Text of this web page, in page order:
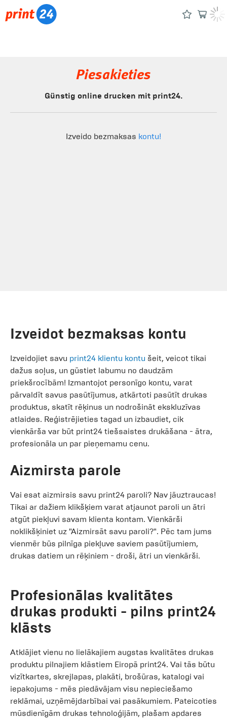
Piesakieties
Günstig online drucken mit print24.
Izveido bezmaksas kontu!
Izveidot bezmaksas kontu
Izveidojiet savu print24 klientu kontu šeit, veicot tikai
dažus soļus, un gūstiet labumu no daudzām
priekšrocībām! Izmantojot personīgo kontu, varat
pārvaldīt savus pasūtījumus, atkārtoti pasūtīt drukas
produktus, skatīt rēķinus un nodrošināt ekskluzīvas
atlaides. Reģistrējieties tagad un izbaudiet, cik
vienkārša var būt print24 tiešsaistes drukāšana - ātra,
profesionāla un par pieņemamu cenu.
Aizmirsta parole
Vai esat aizmirsis savu print24 paroli? Nav jāuztraucas!
Tikai ar dažiem klikšķiem varat atjaunot paroli un ātri
atgūt piekļuvi savam klienta kontam. Vienkārši
noklikšķiniet uz "Aizmirsāt savu paroli?". Pēc tam jums
vienmēr būs pilnīga piekļuve saviem pasūtījumiem,
drukas datiem un rēķiniem - droši, ātri un vienkārši.
Profesionālas kvalitātes
drukas produkti - pilns print24
klāsts
Atklājiet vienu no lielākajiem augstas kvalitātes drukas
produktu pilnajiem klāstiem Eiropā print24. Vai tās būtu
vizītkartes, skrejlapas, plakāti, brošūras, katalogi vai
iepakojums - mēs piedāvājam visu nepieciešamo
reklāmai, uzņēmējdarbībai vai pasākumiem. Pateicoties
mūsdienīgām drukas tehnoloģijām, plašam apdares